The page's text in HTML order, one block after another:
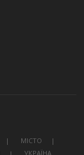
МІСТО
УКРАЇНА